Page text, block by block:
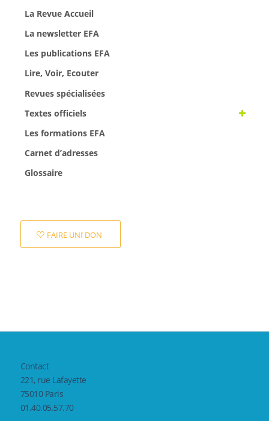
La Revue Accueil
La newsletter EFA
Les publications EFA
Lire, Voir, Ecouter
Revues spécialisées
Textes officiels
Les formations EFA
Carnet d’adresses
Glossaire
FAIRE UNf DON
Contact
221, rue Lafayette
75010 Paris
01.40.05.57.70